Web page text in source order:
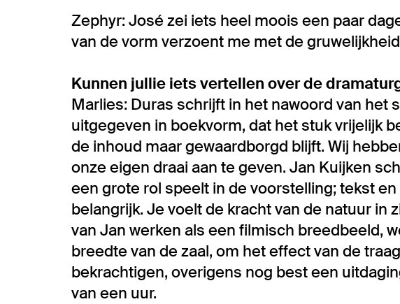
Zephyr: José zei iets heel moois een paar
van de vorm verzoent me met de gruwelijkheid
Kunnen jullie iets vertellen over de
Marlies: Duras schrijft in het nawoord van het
uitgegeven in boekvorm, dat het stuk vrijelijk
de inhoud maar gewaardborgd blijft. Wij
onze eigen draai aan te geven. Jan Kuijken
een grote rol speelt in de voorstelling; tekst
belangrijk. Je voelt de kracht van de natuur in
van Jan werken als een filmisch breedbeeld,
breedte van de zaal, om het effect van de
bekrachtigen, overigens nog best een
van een uur.